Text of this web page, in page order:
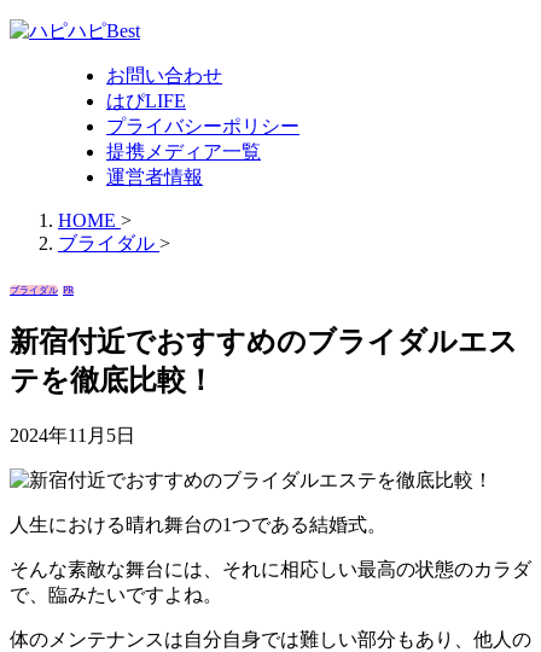
お問い合わせ
はぴLIFE
プライバシーポリシー
提携メディア一覧
運営者情報
HOME >
ブライダル >
ブライダル PR
新宿付近でおすすめのブライダルエス
テを徹底比較！
2024年11月5日
人生における晴れ舞台の1つである結婚式。
そんな素敵な舞台には、それに相応しい最高の状態のカラダ
で、臨みたいですよね。
体のメンテナンスは自分自身では難しい部分もあり、他人の